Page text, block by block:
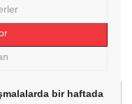
bir haftada